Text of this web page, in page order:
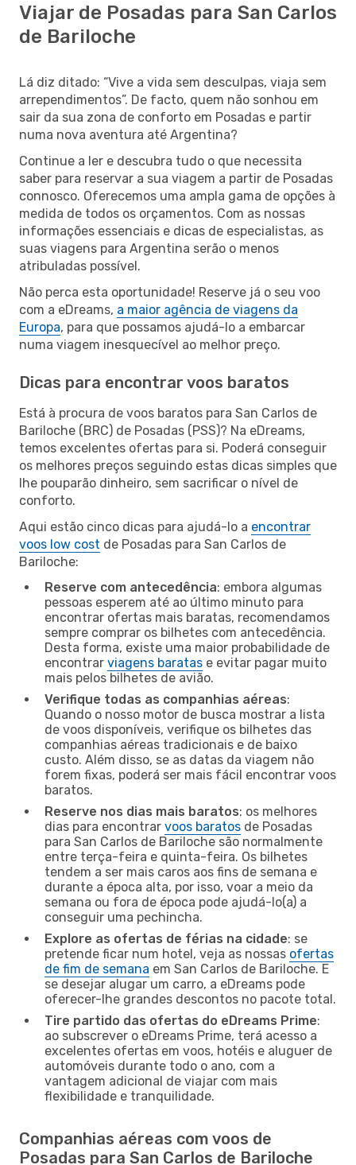
Viajar de Posadas para San Carlos
de Bariloche
Lá diz ditado: “Vive a vida sem desculpas, viaja sem
arrependimentos”. De facto, quem não sonhou em
sair da sua zona de conforto em Posadas e partir
numa nova aventura até Argentina?
Continue a ler e descubra tudo o que necessita
saber para reservar a sua viagem a partir de Posadas
connosco. Oferecemos uma ampla gama de opções à
medida de todos os orçamentos. Com as nossas
informações essenciais e dicas de especialistas, as
suas viagens para Argentina serão o menos
atribuladas possível.
Não perca esta oportunidade! Reserve já o seu voo
com a eDreams, a maior agência de viagens da
Europa, para que possamos ajudá-lo a embarcar
numa viagem inesquecível ao melhor preço.
Dicas para encontrar voos baratos
Está à procura de voos baratos para San Carlos de
Bariloche (BRC) de Posadas (PSS)? Na eDreams,
temos excelentes ofertas para si. Poderá conseguir
os melhores preços seguindo estas dicas simples que
lhe pouparão dinheiro, sem sacrificar o nível de
conforto.
Aqui estão cinco dicas para ajudá-lo a encontrar
voos low cost de Posadas para San Carlos de
Bariloche:
Reserve com antecedência: embora algumas
pessoas esperem até ao último minuto para
encontrar ofertas mais baratas, recomendamos
sempre comprar os bilhetes com antecedência.
Desta forma, existe uma maior probabilidade de
encontrar viagens baratas e evitar pagar muito
mais pelos bilhetes de avião.
Verifique todas as companhias aéreas:
Quando o nosso motor de busca mostrar a lista
de voos disponíveis, verifique os bilhetes das
companhias aéreas tradicionais e de baixo
custo. Além disso, se as datas da viagem não
forem fixas, poderá ser mais fácil encontrar voos
baratos.
Reserve nos dias mais baratos: os melhores
dias para encontrar voos baratos de Posadas
para San Carlos de Bariloche são normalmente
entre terça-feira e quinta-feira. Os bilhetes
tendem a ser mais caros aos fins de semana e
durante a época alta, por isso, voar a meio da
semana ou fora de época pode ajudá-lo(a) a
conseguir uma pechincha.
Explore as ofertas de férias na cidade: se
pretende ficar num hotel, veja as nossas ofertas
de fim de semana em San Carlos de Bariloche. E
se desejar alugar um carro, a eDreams pode
oferecer-lhe grandes descontos no pacote total.
Tire partido das ofertas do eDreams Prime:
ao subscrever o eDreams Prime, terá acesso a
excelentes ofertas em voos, hotéis e aluguer de
automóveis durante todo o ano, com a
vantagem adicional de viajar com mais
flexibilidade e tranquilidade.
Companhias aéreas com voos de
Posadas para San Carlos de Bariloche